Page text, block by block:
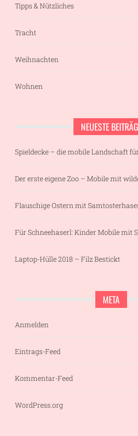
Tipps & Nützliches
Tracht
Weihnachten
Wohnen
NEUESTE
Spieldecke – die mobile Landschaft
Der erste eigene Zoo – Mobile mit
Flauschige Ostern mit
Für Schneehaserl: Kinder Mobile mit
Laptop-Hülle 2018 – Filz Bestickt
META
Anmelden
Eintrags-Feed
Kommentar-Feed
WordPress.org